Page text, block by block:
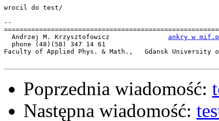
wrocil do test/
--
  Andrzej M. Krzysztofowicz
ankry w
  phone (48)(58) 347 14 61
Faculty of Applied Phys. & Math.,   Gdansk University
Poprzednia wiadomość:
Następna wiadomość: